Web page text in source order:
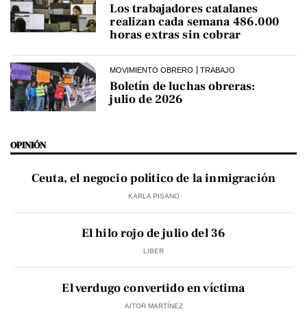
Los trabajadores catalanes
realizan cada semana 486.000
horas extras sin cobrar
MOVIMIENTO OBRERO TRABAJO
Boletín de luchas obreras:
julio de 2026
OPINIÓN
Ceuta, el negocio político de la inmigración
KARLA PISANO
El hilo rojo de julio del 36
LIBER
El verdugo convertido en víctima
AITOR MARTÍNEZ